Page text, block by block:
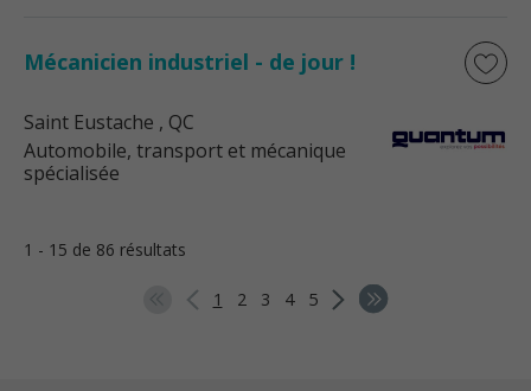
Mécanicien industriel - de jour !
Saint Eustache , QC
Automobile, transport et mécanique
spécialisée
1 - 15 de 86 résultats
1 2 3 4 5